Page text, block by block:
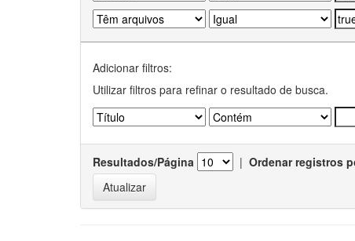
Adicionar filtros:
Utilizar filtros para refinar o resultado de busca.
Resultados/Página | Ordenar registros